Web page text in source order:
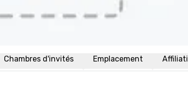
Chambres d'invités Emplacement